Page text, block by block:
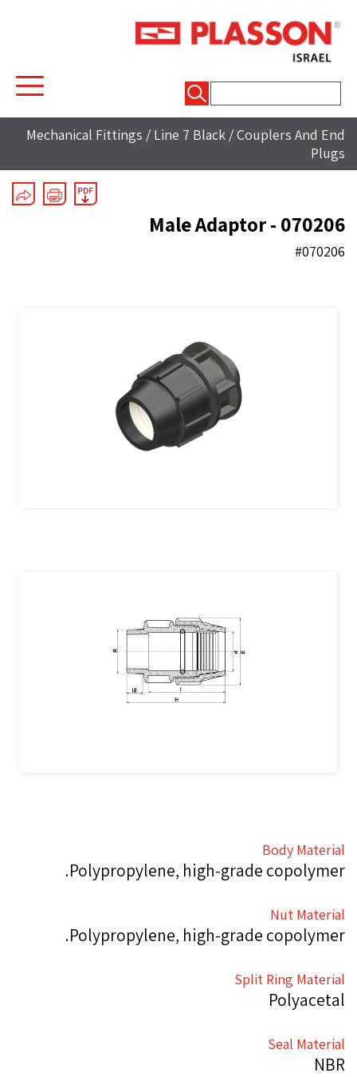
Mechanical Fittings / Line 7 Black /Couplers And End
Plugs
Male Adaptor - 070206
#070206
Body Material
Polypropylene, high-grade copolymer.
Nut Material
Polypropylene, high-grade copolymer.
Split Ring Material
Polyacetal
Seal Material
NBR